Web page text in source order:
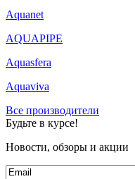
Aquanet
AQUAPIPE
Aquasfera
Aquaviva
Все производители
Будьте в курсе!
Новости, обзоры и акции